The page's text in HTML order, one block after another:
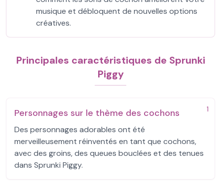
musique et débloquent de nouvelles options
créatives.
Principales caractéristiques de Sprunki
Piggy
1
Personnages sur le thème des cochons
Des personnages adorables ont été
merveilleusement réinventés en tant que cochons,
avec des groins, des queues bouclées et des tenues
dans Sprunki Piggy.